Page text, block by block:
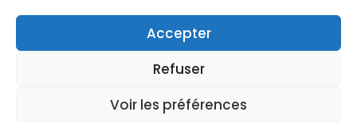
Accepter
Refuser
Voir les préférences
Forum de la communauté
Conditions générales de vente
Conditions générales d’utilisation
Mentions légales
À propos de Free Devis Factures